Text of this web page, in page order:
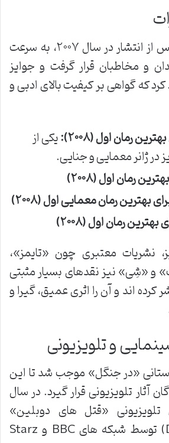
کتاب «در جنگل» پس از انتشار در سال ۲۰۰۷، به سرعت
و مخاطبان قرار گرفت و جوایز
که گواهی بر کیفیت بالای ادبی و
رمان اول (۲۰۰۸):
یکی از
در ژانر معمایی و جنایی.
رمان اول (۲۰۰۸)
بهترین رمان معمایی اول (۲۰۰۸)
رمان اول (۲۰۰۸)
نشریات معتبری چون «تایمز»،
و «شِی» نیز نقدهای بسیار مثبتی
کرده اند و آن را اثری عمیق، گیرا و
و تلویزیونی
«در جنگل» موجب شد تا این
آثار تلویزیونی قرار گیرد. در سال
تلویزیونی «قتل های دوبلین»
(Dublin Murders) توسط شبکه های BBC و Starz